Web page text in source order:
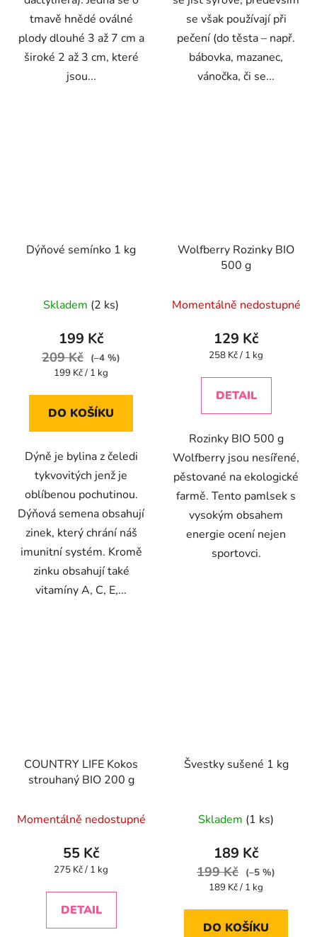
tmavě hnědé oválné
plody dlouhé 3 až 7 cm a
široké 2 až 3 cm, které
jsou...
se však používají při
pečení (do těsta – např.
bábovka, mazanec,
vánočka, či se...
Dýňové semínko 1 kg
hodnocení
produktu
je
3,9
5
Skladem (2 ks)
199 Kč
209 Kč
(–4 %)
Měrná
199 Kč / 1 kg
DO KOŠÍKU
Dýně je bylina z čeledi
tykvovitých jenž je
oblíbenou pochutinou.
Dýňová semena obsahují
zinek, který chrání náš
imunitní systém. Kromě
zinku obsahují také
vitamíny A, C, E,...
Wolfberry Rozinky BIO
500 g
Momentálně nedostupné
129 Kč
Měrná
258 Kč / 1 kg
DETAIL
Rozinky BIO 500 g
Wolfberry jsou nesířené,
pěstované na ekologické
farmě. Tento pamlsek s
vysokým obsahem
energie ocení nejen
sportovci.
COUNTRY LIFE Kokos
strouhaný BIO 200 g
Momentálně nedostupné
55 Kč
Měrná
275 Kč / 1 kg
DETAIL
Švestky sušené 1 kg
hodnocení
produktu
je
4,4
5
Skladem (1 ks)
189 Kč
199 Kč
(–5 %)
Měrná
189 Kč / 1 kg
DO KOŠÍKU